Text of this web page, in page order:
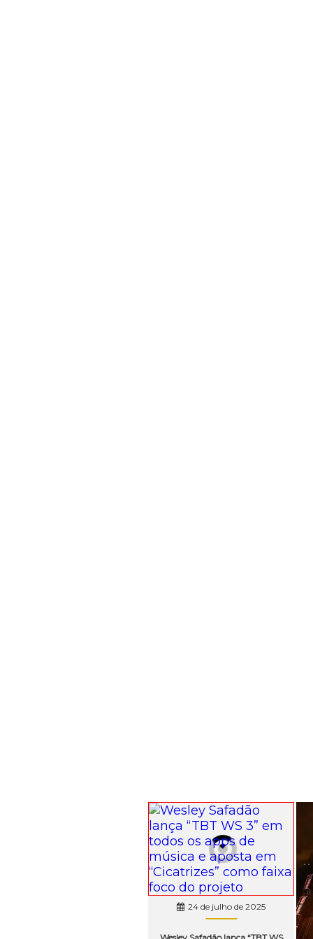
24 de julho de 2025